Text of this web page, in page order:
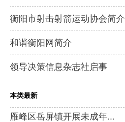
衡阳市射击射箭运动协会简介
和谐衡阳网简介
领导决策信息杂志社启事
本类最新
雁峰区岳屏镇开展未成年...